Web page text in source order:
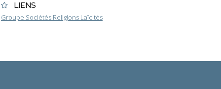
LIENS
Groupe Sociétés Religions Laïcités